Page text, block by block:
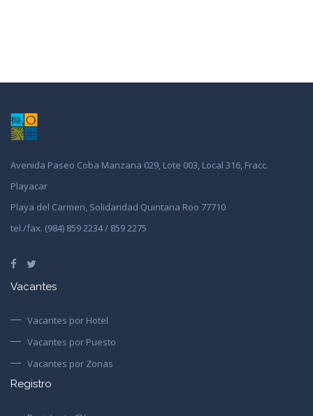
Avenida Paseo Coba Manzana 029, Lote 003, Local 316, Fracc.
Playacar
Playa del Carmen, Solidaridad Quintana Roo 77710
tel./fax. (984) 859 2234 / 859 2275
Vacantes
Vacantes por Hotel
Vacantes por Puesto
Vacantes por Zonas
Registro